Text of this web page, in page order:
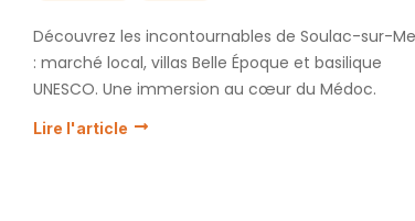
Découvrez les incontournables de Soulac-sur-
: marché local, villas Belle Époque et basilique
UNESCO. Une immersion au cœur du Médoc.
Lire l'article